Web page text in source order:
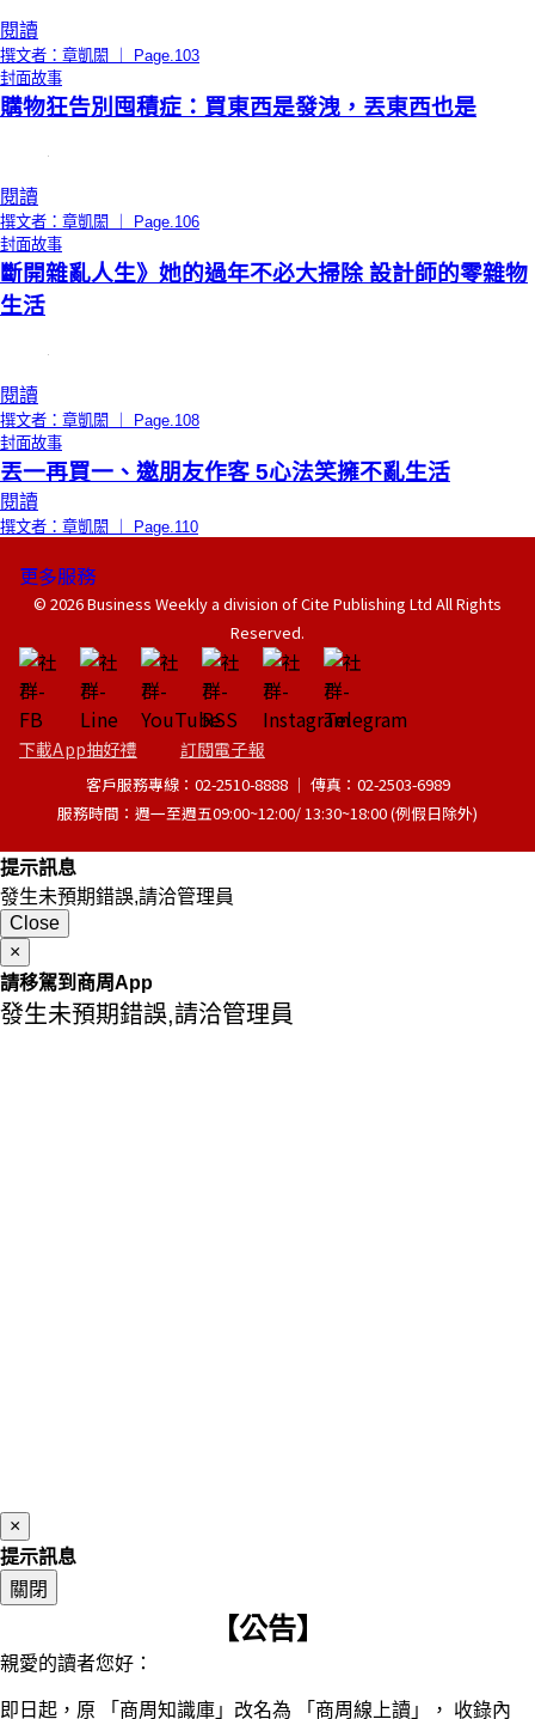
閱讀
撰文者：章凱閎 ｜ Page.103
封面故事
購物狂告別囤積症：買東西是發洩，丟東西也是
閱讀
撰文者：章凱閎 ｜ Page.106
封面故事
斷開雜亂人生》她的過年不必大掃除 設計師的零雜物
生活
閱讀
撰文者：章凱閎 ｜ Page.108
封面故事
丟一再買一、邀朋友作客 5心法笑擁不亂生活
閱讀
撰文者：章凱閎 ｜ Page.110
更多服務
© 2026 Business Weekly a division of Cite Publishing Ltd All Rights
Reserved.
下載App抽好禮 訂閱電子報
客戶服務專線：02-2510-8888 │ 傳真：02-2503-6989
服務時間：週一至週五09:00~12:00/ 13:30~18:00 (例假日除外)
提示訊息
發生未預期錯誤,請洽管理員
Close
×
請移駕到商周App
發生未預期錯誤,請洽管理員
×
提示訊息
關閉
【公告】
親愛的讀者您好：
即日起，原 「商周知識庫」改名為 「商周線上讀」， 收錄內